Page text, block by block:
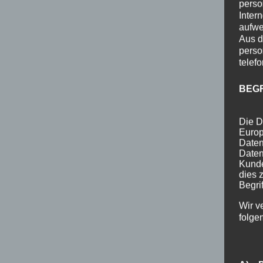
Aus
Die
dies
Wir